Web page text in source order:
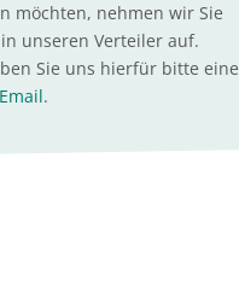
möchten, nehmen wir Sie
unseren Verteiler auf.
Sie uns hierfür bitte eine
Email.